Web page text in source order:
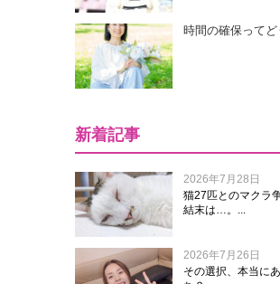
時間の確保ってど
新着記事
2026年7月28日
猫27匹とのマクラ
結末は…。...
2026年7月26日
その選択、本当に